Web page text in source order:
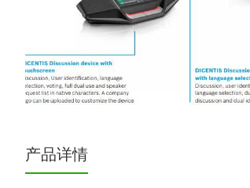
产品详情